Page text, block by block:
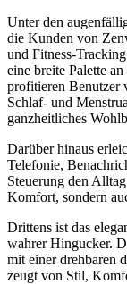
Unter den
die Kunden von
und Fitness-
eine breite Palette
profitieren Benutzer
Schlaf- und
ganzheitliches
Darüber hinaus
Telefonie,
Steuerung den
Komfort, sondern
Drittens ist das
wahrer Hingucker.
mit einer drehbaren
zeugt von Stil,